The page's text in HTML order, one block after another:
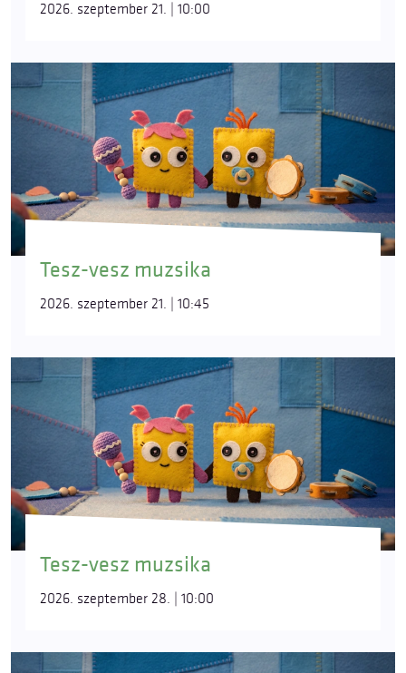
2026. szeptember 21. | 10:00
Tesz-vesz muzsika
2026. szeptember 21. | 10:45
Tesz-vesz muzsika
2026. szeptember 28. | 10:00